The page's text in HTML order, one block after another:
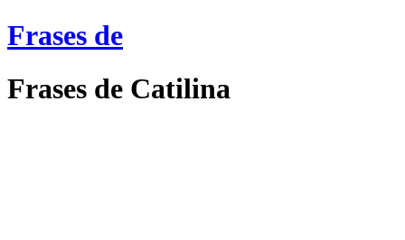
Frases de
Frases de Catilina